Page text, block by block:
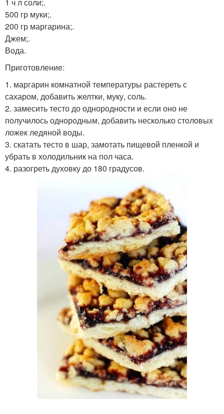
500 гр муки;.
200 гр маргарина;.
Джем;.
Вода.
Приготовление:
1. маргарин комнатной температуры растереть с
сахаром, добавить желтки, муку, соль.
2. замесить тесто до однородности и если оно не
получилось однородным, добавить несколько столовых
ложек ледяной воды.
3. скатать тесто в шар, замотать пищевой пленкой и
убрать в холодильник на пол часа.
4. разогреть духовку до 180 градусов.